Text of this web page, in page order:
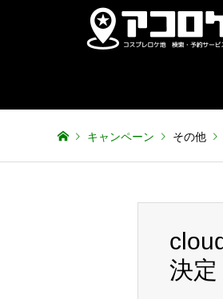
キャンペーン その他
決定